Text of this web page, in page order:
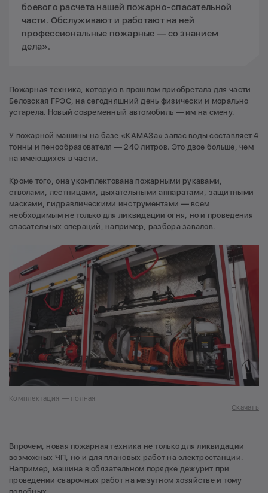
боевого расчета нашей пожарно-спасательной
части. Обслуживают и работают на ней
профессиональные пожарные — со знанием
дела».
Пожарная техника, которую в прошлом приобретала для части
Беловская ГРЭС, на сегодняшний день физически и морально
устарела. Новый современный автомобиль — им на смену.
У пожарной машины на базе «КАМАЗа» запас воды составляет 4
тонны и пенообразователя — 240 литров. Это двое больше, чем
на имеющихся в части.
Кроме того, она укомплектована пожарными рукавами,
стволами, лестницами, дыхательными аппаратами, защитными
масками, гидравлическими инструментами — всем
необходимым не только для ликвидации огня, но и проведения
спасательных операций, например, разбора завалов.
Комплектация — полная
Скачать
Впрочем, новая пожарная техника не только для ликвидации
возможных ЧП, но и для плановых работ на электростанции.
Например, машина в обязательном порядке дежурит при
проведении сварочных работ на мазутном хозяйстве и тому